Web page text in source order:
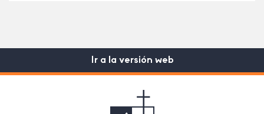
Ir a la versión web